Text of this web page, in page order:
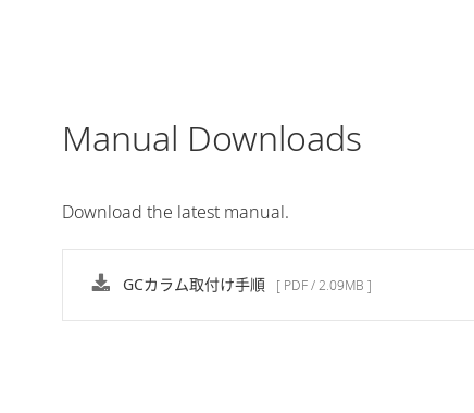
Manual Downloads
Download the latest manual.
GCカラム取付け手順 [ PDF / 2.09MB ]